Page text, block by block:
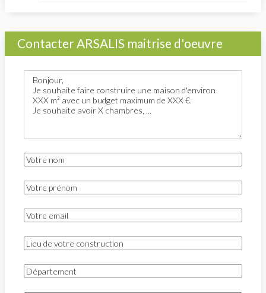
Contacter ARSALIS maitrise d'oeuvre